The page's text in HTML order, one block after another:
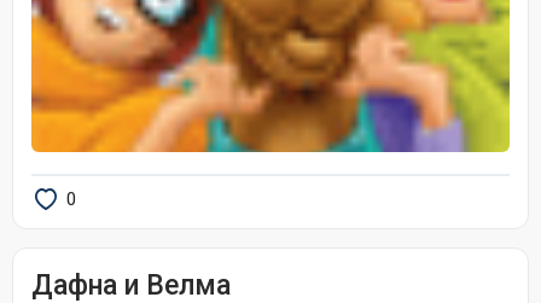
0
Дафна и Велма